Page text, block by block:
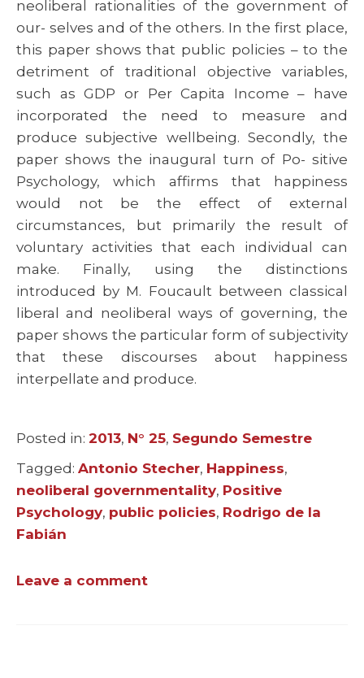
neoliberal rationalities of the government of
our- selves and of the others. In the first place,
this paper shows that public policies – to the
detriment of traditional objective variables,
such as GDP or Per Capita Income – have
incorporated the need to measure and
produce subjective wellbeing. Secondly, the
paper shows the inaugural turn of Po- sitive
Psychology, which affirms that happiness
would not be the effect of external
circumstances, but primarily the result of
voluntary activities that each individual can
make. Finally, using the distinctions
introduced by M. Foucault between classical
liberal and neoliberal ways of governing, the
paper shows the particular form of subjectivity
that these discourses about happiness
interpellate and produce.
Posted in: Categories
2013, N° 25, Segundo Semestre
Tagged: Tags
Antonio Stecher, Happiness,
neoliberal governmentality, Positive
Psychology, public policies, Rodrigo de la
Fabián
Leave a comment